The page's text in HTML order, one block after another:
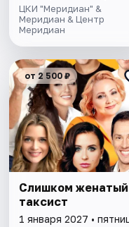
ЦКИ "Меридиан" &
Меридиан & Центр
Меридиан
от 2 500 ₽
Слишком женатый
таксист
1 января 2027 •